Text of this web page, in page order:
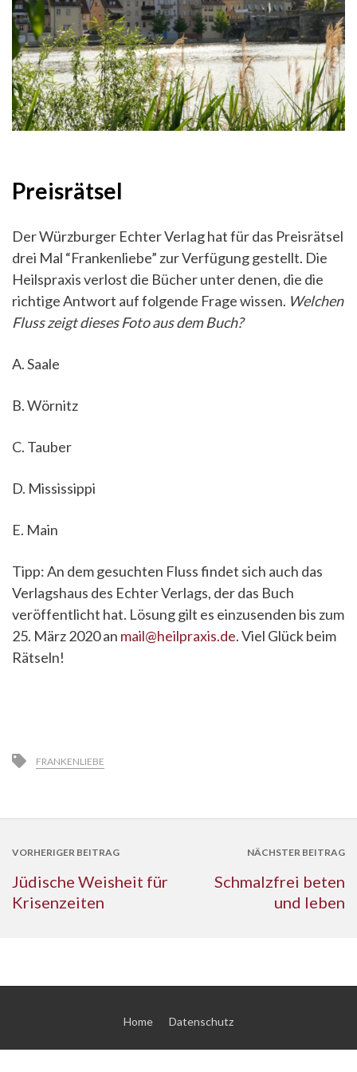
Preisrätsel
Der Würzburger Echter Verlag hat für das Preisrätsel
drei Mal “Frankenliebe” zur Verfügung gestellt. Die
Heilspraxis verlost die Bücher unter denen, die die
richtige Antwort auf folgende Frage wissen. Welchen
Fluss zeigt dieses Foto aus dem Buch?
A. Saale
B. Wörnitz
C. Tauber
D. Mississippi
E. Main
Tipp: An dem gesuchten Fluss findet sich auch das
Verlagshaus des Echter Verlags, der das Buch
veröffentlicht hat. Lösung gilt es einzusenden bis zum
25. März 2020 an mail@heilpraxis.de. Viel Glück beim
Rätseln!
FRANKENLIEBE
VORHERIGER BEITRAG
Jüdische Weisheit für
Krisenzeiten
NÄCHSTER BEITRAG
Schmalzfrei beten
und leben
Home Datenschutz